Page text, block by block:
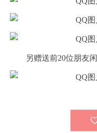
另赠送前20位朋友